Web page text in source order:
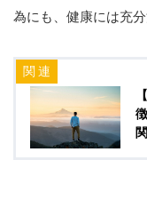
為にも、健康には充分